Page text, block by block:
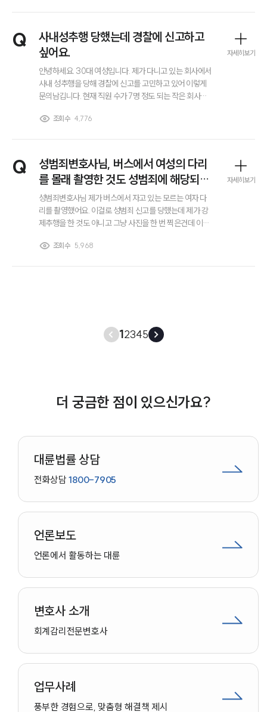
만화로 보는 사례
Q
사내성추행 당했는데 경찰에 신고하고
싶어요.
안녕하세요. 30대 여성입니다. 제가 다니고 있는 회사에서
사내 성추행을 당해 경찰에 신고를 고민하고 있어 이렇게
문의남깁니다. 현재 직원 수가 7명 정도 되는 작은 회사에
위를 만졌습니다. 처음에는 너무 당황해서 제대로 대응하
으로 경찰에 신고하고 싶은데 그냥 경찰에 바로 신고하면
되나요? 이런 적이 처음이라..
조회수 4,776
자세히보기
Q
성범죄변호사님, 버스에서 여성의 다리
를 몰래 촬영한 것도 성범죄에 해당되나
요?
성범죄변호사님 제가 버스에서 자고 있는 모르는 여자 다
리를 촬영했어요. 이걸로 성범죄 신고를 당했는데 제가 강
제추행을 한 것도 아니고 그냥 사진을 한 번 찍은건데 이것
를 당한 것 같던데... 이것도 성범죄의 일종인지요?
조회수 5,968
자세히보기
12345
더 궁금한 점이 있으신가요?
대륜법률 상담
전화상담1800-7905
언론보도
언론에서 활동하는 대륜
변호사 소개
회계감리 전문변호사
업무사례
풍부한 경험으로, 맞춤형 해결책 제시